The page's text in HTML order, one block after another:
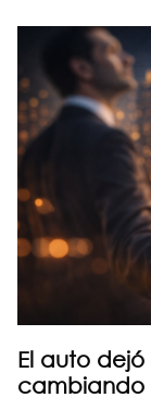
El auto
cambiando